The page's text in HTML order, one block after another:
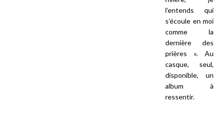
l’entends qui
s’écoule en moi
comme la
dernière des
prières ». Au
casque, seul,
disponible, un
album à
ressentir.